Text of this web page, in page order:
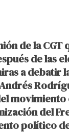
de la CGT
de las
a debatir
del
político